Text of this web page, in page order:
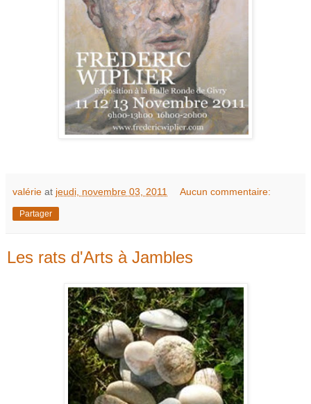
valérie at jeudi, novembre 03, 2011 Aucun commentaire:
Partager
Les rats d'Arts à Jambles